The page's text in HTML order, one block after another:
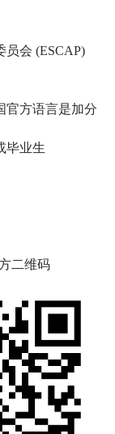
员会 (ESCAP)
官方语言是加分
毕业生
二维码